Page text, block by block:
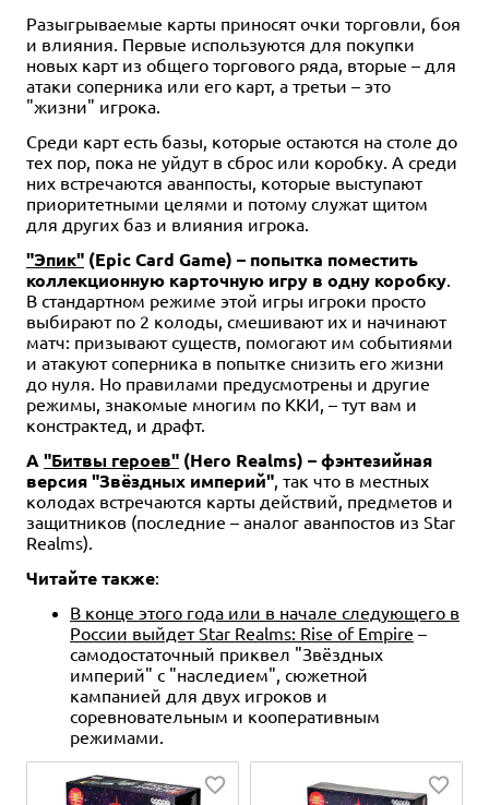
Разыгрываемые карты приносят очки торговли, боя
и влияния. Первые используются для покупки
новых карт из общего торгового ряда, вторые – для
атаки соперника или его карт, а третьи – это
"жизни" игрока.
Среди карт есть базы, которые остаются на столе до
тех пор, пока не уйдут в сброс или коробку. А среди
них встречаются аванпосты, которые выступают
приоритетными целями и потому служат щитом
для других баз и влияния игрока.
"Эпик" (Epic Card Game) – попытка поместить
коллекционную карточную игру в одну коробку
В стандартном режиме этой игры игроки просто
выбирают по 2 колоды, смешивают их и начинают
матч: призывают существ, помогают им событиями
и атакуют соперника в попытке снизить его жизни
до нуля. Но правилами предусмотрены и другие
режимы, знакомые многим по ККИ, – тут вам и
констрактед, и драфт.
А "Битвы героев" (Hero Realms) – фэнтезийная
версия "Звёздных империй" , так что в местных
колодах встречаются карты действий, предметов и
защитников (последние – аналог аванпостов из Star
Realms).
Читайте также:
В конце этого года или в начале следующего в
России выйдет Star Realms: Rise of Empire –
самодостаточный приквел "Звёздных
империй" с "наследием", сюжетной
кампанией для двух игроков и
соревновательным и кооперативным
режимами.